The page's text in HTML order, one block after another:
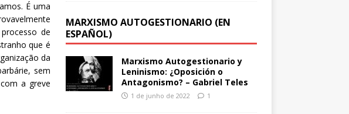
É uma
de
que é
da
sem
a greve
MARXISMO AUTOGESTIONARIO (EN
ESPAÑOL)
Marxismo Autogestionario y
Leninismo: ¿Oposición o
Antagonismo? – Gabriel Teles
1 de junho de 2022 1